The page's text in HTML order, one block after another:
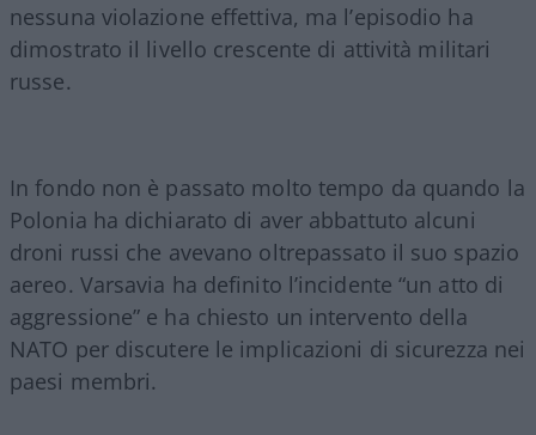
nessuna violazione effettiva, ma l’episodio ha
dimostrato il livello crescente di attività militari
russe.
In fondo non è passato molto tempo da quando la
Polonia ha dichiarato di aver abbattuto alcuni
droni russi che avevano oltrepassato il suo spazio
aereo. Varsavia ha definito l’incidente “un atto di
aggressione” e ha chiesto un intervento della
NATO per discutere le implicazioni di sicurezza nei
paesi membri.